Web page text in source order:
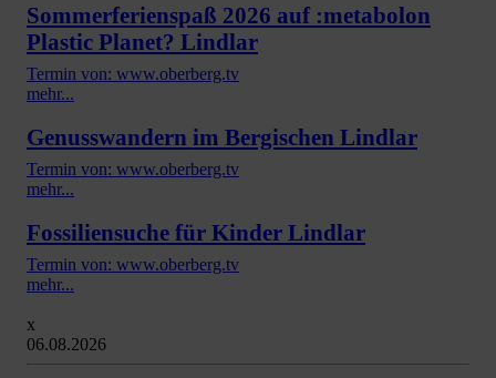
Sommerferienspaß 2026 auf :metabolon
Plastic Planet? Lindlar
Termin von: www.oberberg.tv
mehr...
Genusswandern im Bergischen Lindlar
Termin von: www.oberberg.tv
mehr...
Fossiliensuche für Kinder Lindlar
Termin von: www.oberberg.tv
mehr...
x
06.08.2026